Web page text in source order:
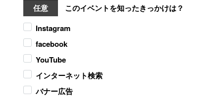
任意
このイベントを知ったきっかけは？
Instagram
facebook
YouTube
インターネット検索
バナー広告